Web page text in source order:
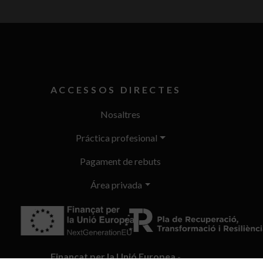
ACCESSOS DIRECTES
Nosaltres
Práctica profesional
Pagament de rebuts
Área privada
Finançat per la Unió Europea-